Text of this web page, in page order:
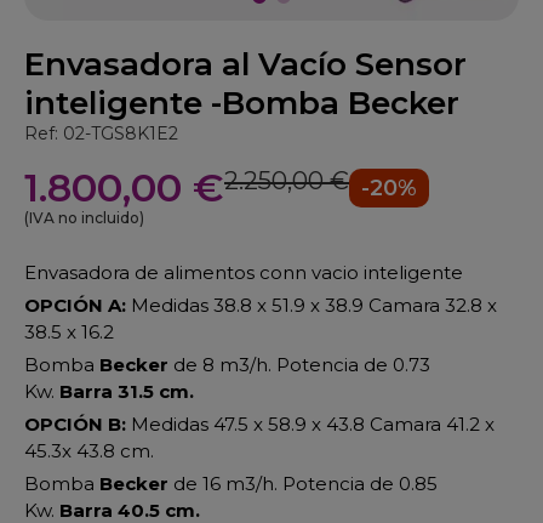
Envasadora al Vacío Sensor
inteligente -Bomba Becker
Ref: 02-TGS8K1E2
1.800,00 €2.250,00 € -20%
(IVA no incluido)
Envasadora de alimentos conn vacio inteligente
OPCIÓN A: Medidas 38.8 x 51.9 x 38.9 Camara 32.8 x
38.5 x 16.2
Bomba Becker de 8 m3/h. Potencia de 0.73
Kw. Barra 31.5 cm.
OPCIÓN B: Medidas 47.5 x 58.9 x 43.8 Camara 41.2 x
45.3x 43.8 cm.
Bomba Becker de 16 m3/h. Potencia de 0.85
Kw. Barra 40.5 cm.